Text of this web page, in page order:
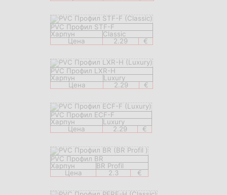
PVC Профил STF-F
Харпун
Classic
Цена
2.29 €
PVC Профил LXR-H
Харпун
Luxury
Цена
2.29 €
PVC Профил ECF-F
Харпун
Luxury
Цена
2.29 €
PVC Профил BR
Харпун
BR Profil
Цена
2.3 €